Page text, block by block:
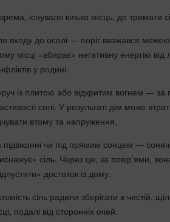
існувало кілька місць, де тримати
входу до оселі — поріг вважався
місці «вбирає» негативну енергію
у родині.
із плитою або відкритим вогнем — за
солі. У результаті дім може
втому та напруження.
підвіконні чи під прямим сонцем —
сіль. Через це, за повір’ями,
достаток із дому.
сіль радили зберігати в чистій,
подалі від сторонніх очей.